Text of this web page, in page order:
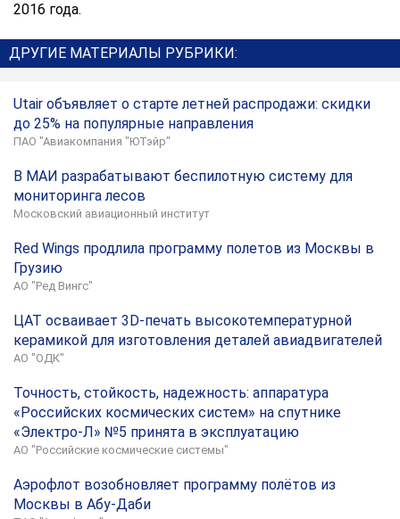
2016 года.
ДРУГИЕ МАТЕРИАЛЫ РУБРИКИ:
Utair объявляет о старте летней распродажи: скидки
до 25% на популярные направления
ПАО "Авиакомпания "ЮТэйр"
В МАИ разрабатывают беспилотную систему для
мониторинга лесов
Московский авиационный институт
Red Wings продлила программу полетов из Москвы в
Грузию
АО "Ред Вингс"
ЦАТ осваивает 3D-печать высокотемпературной
керамикой для изготовления деталей авиадвигателей
АО "ОДК"
Точность, стойкость, надежность: аппаратура
«Российских космических систем» на спутнике
«Электро-Л» №5 принята в эксплуатацию
АО "Российские космические системы"
Аэрофлот возобновляет программу полётов из
Москвы в Абу-Даби